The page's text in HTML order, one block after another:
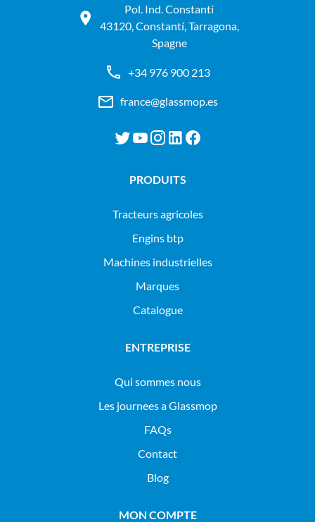
Pol. Ind. Constantí
43120, Constantí, Tarragona,
Spagne
+34 976 900 213
france@glassmop.es
PRODUITS
tracteurs agricoles
engins btp
machines industrielles
Marques
Catalogue
ENTREPRISE
Qui sommes nous
Les journees a Glassmop
FAQs
Contact
Blog
MON COMPTE